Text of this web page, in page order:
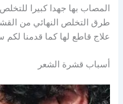
المصاب بها جهدا كبيرا
طرق التخلص النهائي من
علاج قاطع لها كما قدمنا لكم
أسباب قشرة الشعر